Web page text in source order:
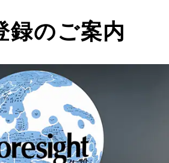
録のご案内